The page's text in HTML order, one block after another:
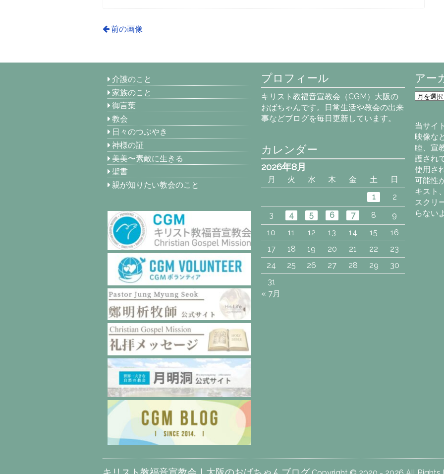
前の画像
介護のこと
家族のこと
御言葉
教会
日々のつぶやき
神様の証
美美〜素敵に生きる
聖書
親が知りたい教会のこと
プロフィール
キリスト教福音宣教会（CGM）大阪の
おばちゃんです。日常生活や教会の出来
事などブログを毎日更新しています。
アー
ア
ー
ブ
当サイ
映像な
睦、宣
護され
使用さ
可能性
キスト
スクリ
らない
カレンダー
2026年8月
月 火 水 木 金 土
日
1
2
3
4 5 6 7 8
9
10
11 12 13 14 15
16
17
18 19 20 21 22
23
24
25 26 27 28 29
30
31
« 7月